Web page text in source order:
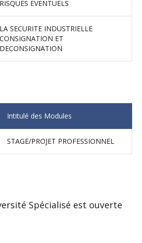
RISQUES EVENTUELS
LA SECURITE INDUSTRIELLE
CONSIGNATION ET
DECONSIGNATION
Intitulé des Modules
STAGE/PROJET PROFESSIONNEL
Spécialisé est ouverte